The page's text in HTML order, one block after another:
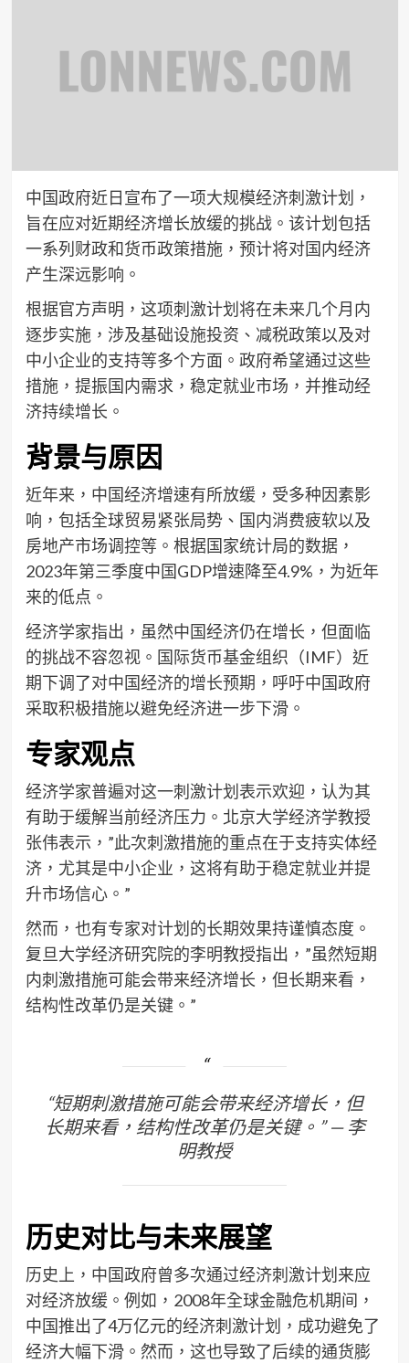
中国政府近日宣布了一项大规模经济刺激计划，
旨在应对近期经济增长放缓的挑战。该计划包括
一系列财政和货币政策措施，预计将对国内经济
产生深远影响。
根据官方声明，这项刺激计划将在未来几个月内
逐步实施，涉及基础设施投资、减税政策以及对
中小企业的支持等多个方面。政府希望通过这些
措施，提振国内需求，稳定就业市场，并推动经
济持续增长。
背景与原因
近年来，中国经济增速有所放缓，受多种因素影
响，包括全球贸易紧张局势、国内消费疲软以及
房地产市场调控等。根据国家统计局的数据，
2023年第三季度中国GDP增速降至4.9%，为近年
来的低点。
经济学家指出，虽然中国经济仍在增长，但面临
的挑战不容忽视。国际货币基金组织（IMF）近
期下调了对中国经济的增长预期，呼吁中国政府
采取积极措施以避免经济进一步下滑。
专家观点
经济学家普遍对这一刺激计划表示欢迎，认为其
有助于缓解当前经济压力。北京大学经济学教授
张伟表示，”此次刺激措施的重点在于支持实体经
济，尤其是中小企业，这将有助于稳定就业并提
升市场信心。”
然而，也有专家对计划的长期效果持谨慎态度。
复旦大学经济研究院的李明教授指出，”虽然短期
内刺激措施可能会带来经济增长，但长期来看，
结构性改革仍是关键。”
“短期刺激措施可能会带来经济增长，但
长期来看，结构性改革仍是关键。” — 李
明教授
历史对比与未来展望
历史上，中国政府曾多次通过经济刺激计划来应
对经济放缓。例如，2008年全球金融危机期间，
中国推出了4万亿元的经济刺激计划，成功避免了
经济大幅下滑。然而，这也导致了后续的通货膨